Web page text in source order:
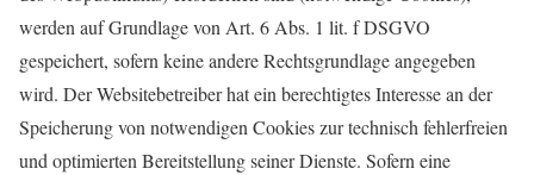
werden auf Grundlage von Art. 6 Abs. 1 lit. f DSGVO
gespeichert, sofern keine andere Rechtsgrundlage angegeben
wird. Der Websitebetreiber hat ein berechtigtes Interesse an der
Speicherung von notwendigen Cookies zur technisch fehlerfreien
und optimierten Bereitstellung seiner Dienste. Sofern eine